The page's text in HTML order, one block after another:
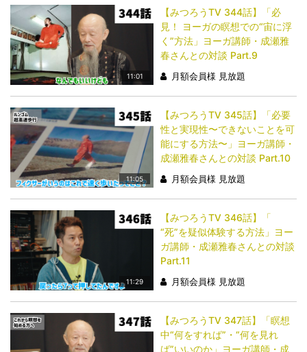
11:01
【みつろうTV 344話】「​​​​​​​必
見！ ヨーガの瞑想での“宙に浮
く”方法」ヨーガ講師・成瀬雅
春さんとの対談 Part.9
月額会員様 見放題
11:05
【みつろうTV 345話】「​​​​​​​必要
性と実現性〜できないことを可
能にする方法〜」ヨーガ講師・
成瀬雅春さんとの対談 Part.10
月額会員様 見放題
11:29
【みつろうTV 346話】「​​​​​​​
“死”を疑似体験する方法」ヨー
ガ講師・成瀬雅春さんとの対談
Part.11
月額会員様 見放題
【みつろうTV 347話】「​​​​​​​瞑想
中“何をすれば”・“何を見れ
ば”いいのか」ヨーガ講師・成